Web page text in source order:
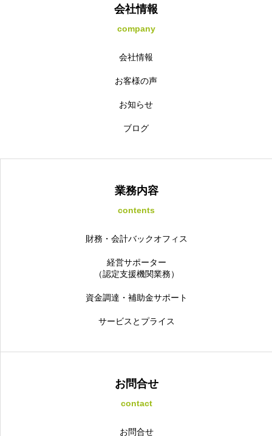
会社情報
company
会社情報
お客様の声
お知らせ
ブログ
業務内容
contents
財務・会計バックオフィス
経営サポーター
（認定支援機関業務）
資金調達・補助金サポート
サービスとプライス
お問合せ
contact
お問合せ